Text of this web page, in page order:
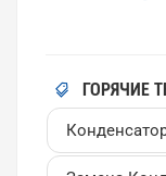
ГОРЯЧИЕ